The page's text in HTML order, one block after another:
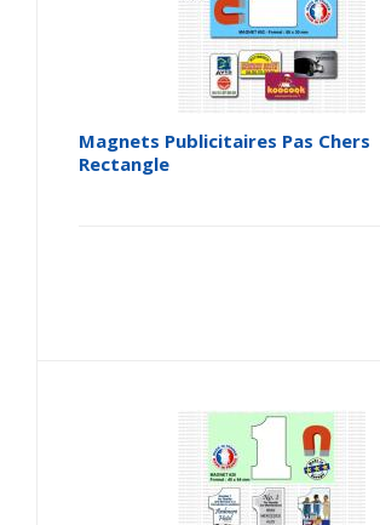
Magnets Publicitaires Pas Chers
Rectangle